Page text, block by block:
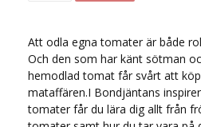
Att odla egna tomater är både
Och den som har känt sötman
hemodlad tomat får svårt att
mataffären.I Bondjäntans
tomater får du lära dig allt från